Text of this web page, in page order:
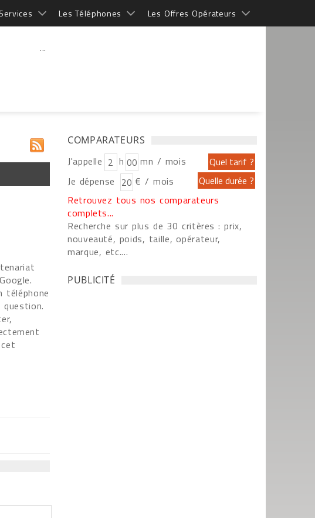
Les Téléphones Les Offres Opérateurs
...
téléphone
COMPARATEURS
J'appelle h
mn / mois
Je dépense
€ / mois
Retrouvez tous nos comparateurs
complets...
Recherche sur plus de 30 critères : prix,
nouveauté, poids, taille, opérateur,
marque, etc....
PUBLICITÉ